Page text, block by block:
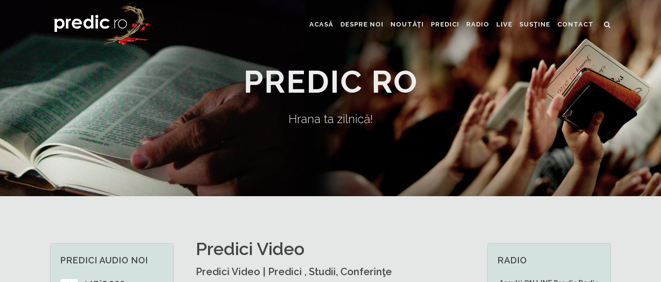
ACASĂ DESPRE NOI NOUTĂŢI PREDICI RADIO LIVE SUSŢINE CONTACT
PREDIC RO
Hrana ta zilnică!
PREDICI AUDIO NOI
Predici Video
Predici Video | Predici , Studii, Conferinţe
RADIO